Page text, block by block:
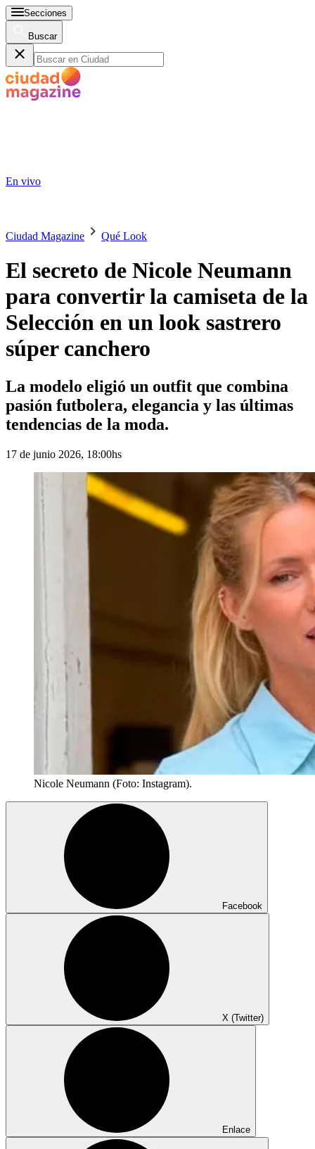
Secciones
Buscar
En vivo
Ciudad Magazine Qué Look
El secreto de Nicole Neumann
para convertir la camiseta de la
Selección en un look sastrero
súper canchero
La modelo eligió un outfit que combina
pasión futbolera, elegancia y las últimas
tendencias de la moda.
17 de junio 2026, 18:00hs
Nicole Neumann (Foto: Instagram).
Facebook
X (Twitter)
Enlace